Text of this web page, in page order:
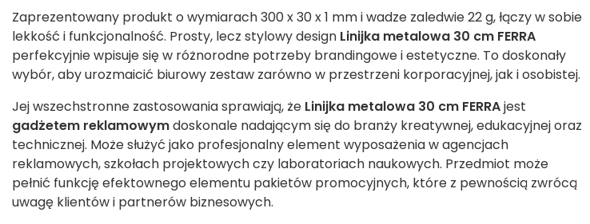
Zaprezentowany produkt o wymiarach 300 x 30 x 1 mm i wadze zaledwie 22 g, łączy w sobie
lekkość i funkcjonalność. Prosty, lecz stylowy design Linijka metalowa 30 cm FERRA
perfekcyjnie wpisuje się w różnorodne potrzeby brandingowe i estetyczne. To doskonały
wybór, aby urozmaicić biurowy zestaw zarówno w przestrzeni korporacyjnej, jak i osobistej.
Jej wszechstronne zastosowania sprawiają, że Linijka metalowa 30 cm FERRAjest
gadżetem reklamowymdoskonale nadającym się do branży kreatywnej, edukacyjnej oraz
technicznej. Może służyć jako profesjonalny element wyposażenia w agencjach
reklamowych, szkołach projektowych czy laboratoriach naukowych. Przedmiot może
pełnić funkcję efektownego elementu pakietów promocyjnych, które z pewnością zwrócą
uwagę klientów i partnerów biznesowych.